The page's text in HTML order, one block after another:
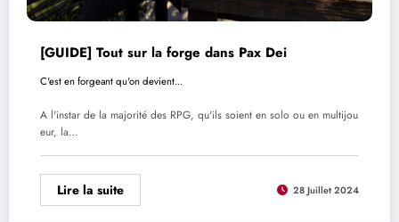
[GUIDE] Tout sur la forge dans Pax Dei
C'est en forgeant qu'on devient...
A l'instar de la majorité des RPG, qu'ils soient en solo ou en multijou
eur, la…
Lire la suite 28 Juillet 2024